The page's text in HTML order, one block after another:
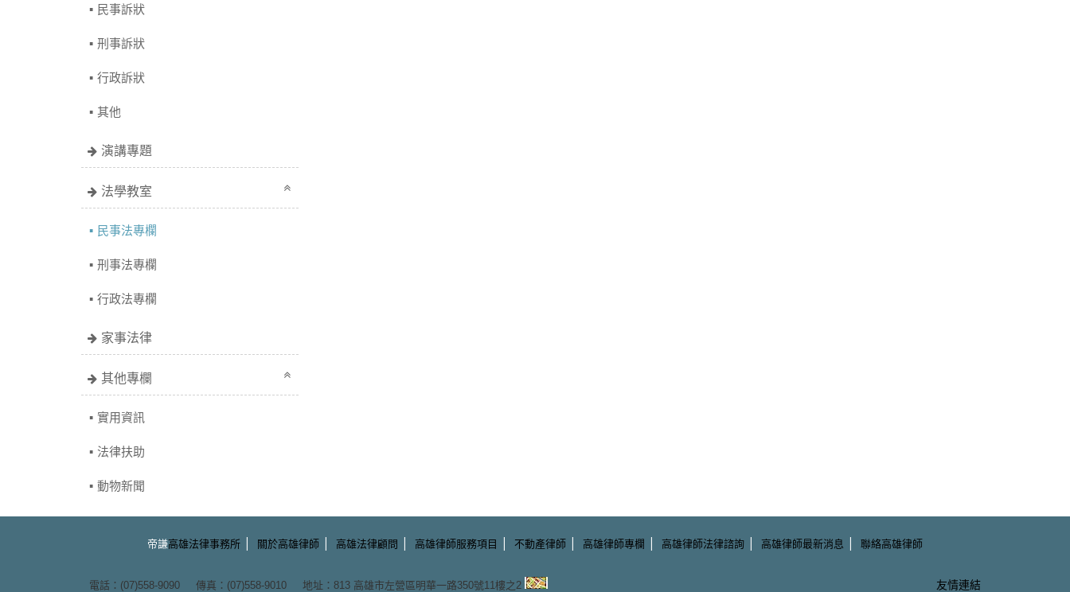
民事訴狀
刑事訴狀
行政訴狀
其他
演講專題
法學教室
民事法專欄
刑事法專欄
行政法專欄
家事法律
其他專欄
實用資訊
法律扶助
動物新聞
帝謙高雄法律事務所 | 關於高雄律師 | 高雄法律顧問 | 高雄律師服務項目 | 不動產律師 | 高雄律師專欄 | 高雄律師法律諮詢 | 高雄律師最新消息 | 聯絡高雄律師
電話：(07)558-9090 傳真：(07)558-9010 地址： 813 高雄市左營區明華一路350號11樓之2 友情連結